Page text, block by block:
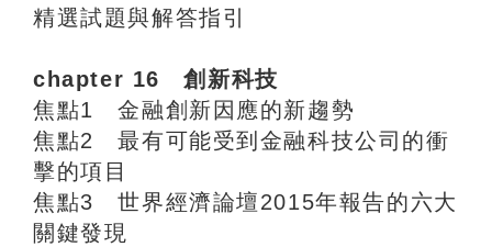
精選試題與解答指引
chapter 16 創新科技
焦點1 金融創新因應的新趨勢
焦點2 最有可能受到金融科技公司的衝
擊的項目
焦點3 世界經濟論壇2015年報告的六大
關鍵發現